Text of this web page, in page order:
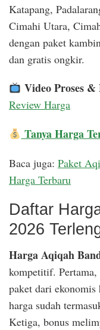
Katapang,
Cimahi Utara,
dengan paket
dan gratis ongkir.
Video Proses &
Review Harga
Tanya Harga
Baca juga: Paket
Harga Terbaru
Daftar
2026
Harga Aqiqah
kompetitif.
paket dari
harga sudah
Ketiga, bonus